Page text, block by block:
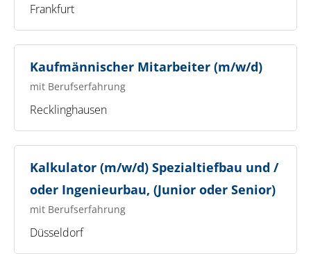
Frankfurt
Kaufmännischer Mitarbeiter (m/w/d)
mit Berufserfahrung
Recklinghausen
Kalkulator (m/w/d) Spezialtiefbau und /
oder Ingenieurbau, (Junior oder Senior)
mit Berufserfahrung
Düsseldorf